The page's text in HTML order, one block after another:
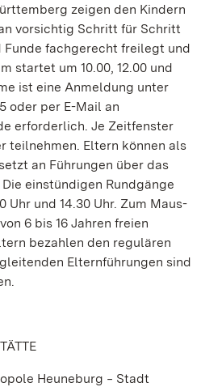
zeigen den Kindern
vorsichtig Schritt für Schritt
fachgerecht freilegt und
startet um 10.00, 12.00 und
ist eine Anmeldung unter
oder per E-Mail an
erforderlich. Je Zeitfenster
teilnehmen. Eltern können als
an Führungen über das
einstündigen Rundgänge
Uhr und 14.30 Uhr. Zum Maus-
6 bis 16 Jahren freien
bezahlen den regulären
Elternführungen sind
Heuneburg ‒ Stadt